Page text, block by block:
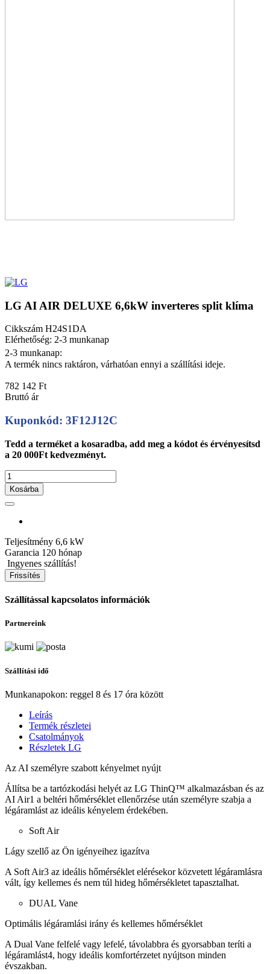
LG AI AIR DELUXE 6,6kW inverteres split klíma
Cikkszám H24S1DA
Elérhetőség: 2-3 munkanap
2-3 munkanap:
A termék nincs raktáron, várhatóan ennyi a szállítási ideje.
782 142 Ft
Bruttó ár
Kuponkód: 3F12J12C
Tedd a terméket a kosaradba, add meg a kódot és érvényesítsd
a 20 000Ft kedvezményt.
Kosárba
Teljesítmény 6,6 kW
Garancia 120 hónap
Ingyenes szállítás!
Szállítással kapcsolatos információk
Partnereink
Szállítási idő
Munkanapokon: reggel 8 és 17 óra között
Leírás
Termék részletei
Csatolmányok
Részletek LG
Az AI személyre szabott kényelmet nyújt
Állítsa be a tartózkodási helyét az LG ThinQ™ alkalmazásban és az
AI Air1 a beltéri hőmérséklet ellenőrzése után személyre szabja a
légáramlást az ideális kényelem érdekében.
Soft Air
Lágy szellő az Ön igényeihez igazítva
A Soft Air3 az ideális hőmérséklet elérésekor közvetett légáramlásra
vált, így kellemes és nem túl hideg hőmérsékletet tapasztalhat.
DUAL Vane
Optimális légáramlási irány és kellemes hőmérséklet
A Dual Vane felfelé vagy lefelé, távolabbra és gyorsabban teríti a
légáramlást4, hogy ideális komfortérzetet nyújtson minden
évszakban.